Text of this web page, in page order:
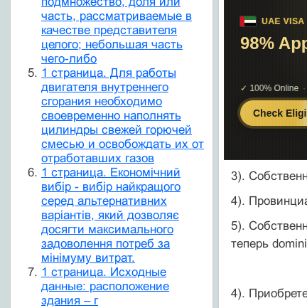
3).
4).
5).
теперь
4).
часть, рассматриваемые в
качестве представителя
целого; небольшая часть
чего-либо
1 страница. Для работы
двигателя внутреннего
сгорания необходимо
своевременно наполнять
цилиндры свежей горючей
смесью и освобождать их от
от­работавших газов
1 страница. Економічний
вибір - вибір найкращого
серед альтернативних
варіантів, який дозволяє
досягти максимального
задоволення потреб за
мінімуму витрат.
1 страница. Исходные
данные: расположение
здания – г